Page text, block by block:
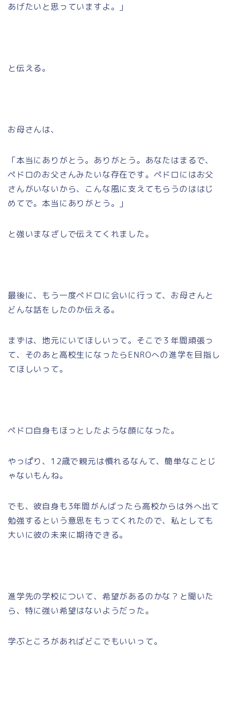
あげたいと思っていますよ。」
と伝える。
お母さんは、
「本当にありがとう。ありがとう。あなたはまるで、
ペドロのお父さんみたいな存在です。ペドロにはお父
さんがいないから、こんな風に支えてもらうのははじ
めてで。本当にありがとう。」
と強いまなざしで伝えてくれました。
最後に、もう一度ペドロに会いに行って、お母さんと
どんな話をしたのか伝える。
まずは、地元にいてほしいって。そこで３年間頑張っ
て、そのあと高校生になったらENROへの進学を目指し
てほしいって。
ペドロ自身もほっとしたような顔になった。
やっぱり、12歳で親元は慣れるなんて、簡単なことじ
ゃないもんね。
でも、彼自身も3年間がんばったら高校からは外へ出て
勉強するという意思をもってくれたので、私としても
大いに彼の未来に期待できる。
進学先の学校について、希望があるのかな？と聞いた
ら、特に強い希望はないようだった。
学ぶところがあればどこでもいいって。